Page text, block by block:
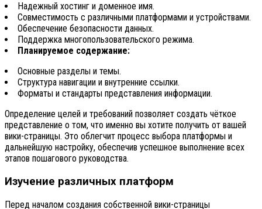
Надежный хостинг и доменное имя.
Совместимость с различными платформами и устройствами.
Обеспечение безопасности данных.
Поддержка многопользовательского режима.
Планируемое содержание:
Основные разделы и темы.
Структура навигации и внутренние ссылки.
Форматы и стандарты представления информации.
Определение целей и требований позволяет создать чёткое
представление о том, что именно вы хотите получить от вашей
вики-страницы. Это облегчит процесс выбора платформы и
дальнейшую настройку, обеспечив успешное выполнение всех
этапов пошагового руководства.
Изучение различных платформ
Перед началом создания собственной вики-страницы